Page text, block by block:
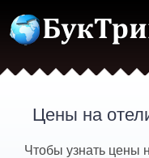
Цены на
Чтобы узнать цены